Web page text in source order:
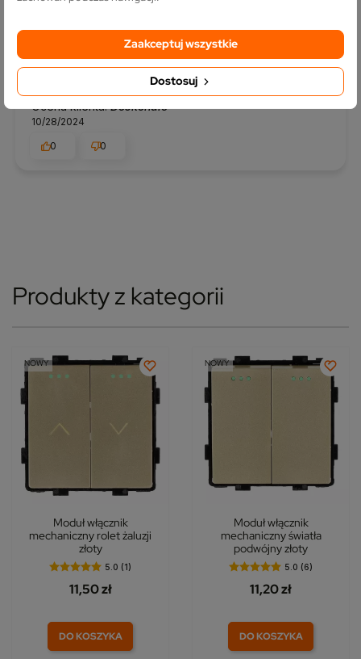
Zweryfikowany klient Opinia zewnętrzna
Ocena klienta:Doskonale
10/28/2024
0
0
Produkty z kategorii
NOWY
Moduł włącznik
mechaniczny rolet żaluzji
złoty
5.0 (1)
11,50 zł
DO KOSZYKA
NOWY
Moduł włącznik
mechaniczny światła
podwójny złoty
5.0 (6)
11,20 zł
DO KOSZYKA
Dostosuj
Zaakceptuj wszystkie